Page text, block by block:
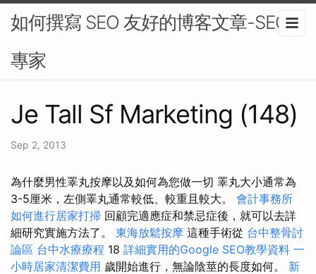
如何撰寫 SEO 友好的博客文章-SEO
專家
Je Tall Sf Marketing (148)
Sep 2, 2013
為什麼男性睪丸按摩以及如何為您做一切 睪丸大小通常為
3-5厘米，左側睪丸通常較低、較重且較大。 會計事務所
如何進行居家打掃 回顧完適應症和禁忌症後，就可以去詳
細研究實施方法了。 東海放鬆按摩 這種手術從 台中整骨討
論區 台中水療療程 18 詳細實用的Google SEO教學資料 一
小時居家清潔費用 歲開始進行，無論陰莖的長度如何。 新